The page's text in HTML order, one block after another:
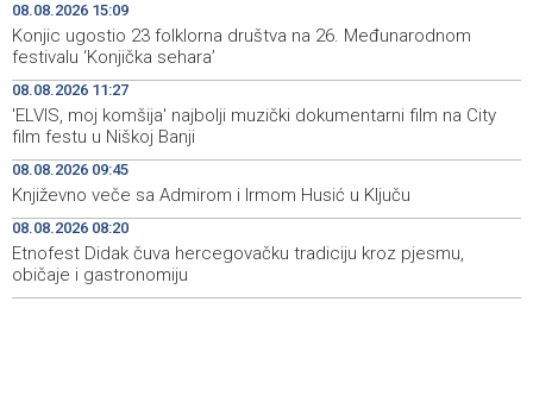
18:09
Iran 'vrlo blizu' dogovora s Omanom o novoj Hormuškoj
brodskoj ruti
18:05
Koncertom Marije Šerifović večeras se zatvara
manifestacija 'Dani dijaspore Travnik 2026'
17:26
Kod mosta Brčko - Gunja pronađene kosti, vještaci
sudske medicine utvrđuju porijeklo
17:15
'Pekijada' u Varešu okupila 37 ekipa iz četiri države
regiona
08.08.2026 15:09
Konjic ugostio 23 folklorna društva na 26. Međunarodnom
festivalu ‘Konjička sehara’
08.08.2026 11:27
'ELVIS, moj komšija' najbolji muzički dokumentarni film na City
film festu u Niškoj Banji
08.08.2026 09:45
Književno veče sa Admirom i Irmom Husić u Ključu
08.08.2026 08:20
Etnofest Didak čuva hercegovačku tradiciju kroz pjesmu,
običaje i gastronomiju